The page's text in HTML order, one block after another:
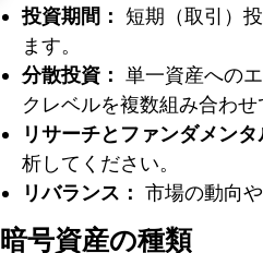
投資期間： 短期（取引）
ます。
分散投資： 単一資産への
クレベルを複数組み合わせ
リサーチとファンダメンタ
析してください。
リバランス： 市場の動向
暗号資産の種類